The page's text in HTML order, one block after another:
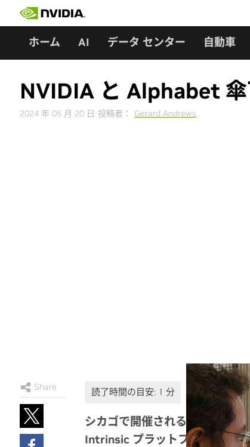
ホーム AI データ センター 自動車
NVIDIA と Alphabet
2024 年 05 月 20 日 投稿者： Gerard Andrews
Share
シカゴで開催される
Intrinsic プラットフォームの活